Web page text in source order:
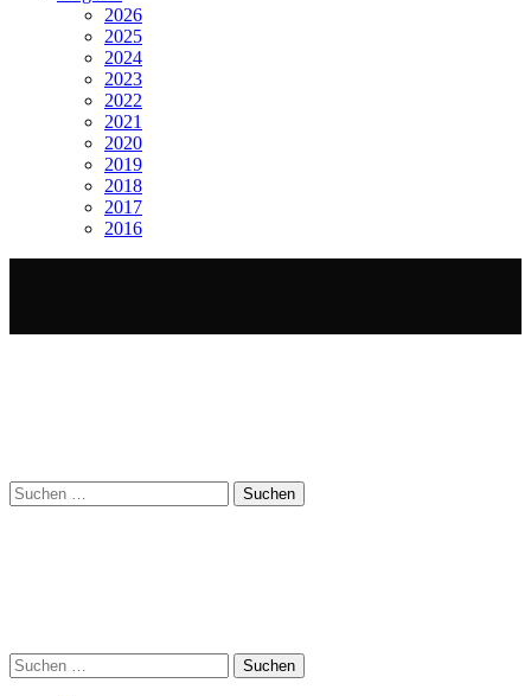
2026
2025
2024
2023
2022
2021
2020
2019
2018
2017
2016
Suchen
nach:
Suchen
nach: